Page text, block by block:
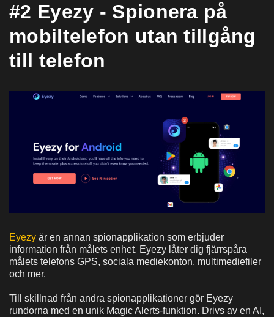
#2 Eyezy - Spionera på
mobiltelefon utan tillgång
till telefon
Eyezy är en annan spionapplikation som erbjuder
information från målets enhet. Eyezy låter dig fjärrspåra
målets telefons GPS, sociala mediekonton, multimediefiler
och mer.
Till skillnad från andra spionapplikationer gör Eyezy
rundorna med en unik Magic Alerts-funktion. Drivs av en AI,